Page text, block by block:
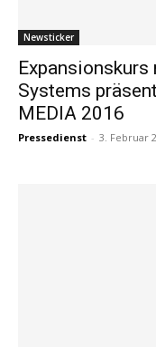
Newsticker
Expansionskurs
Systems
MEDIA 2016
Pressedienst - 3. Februar